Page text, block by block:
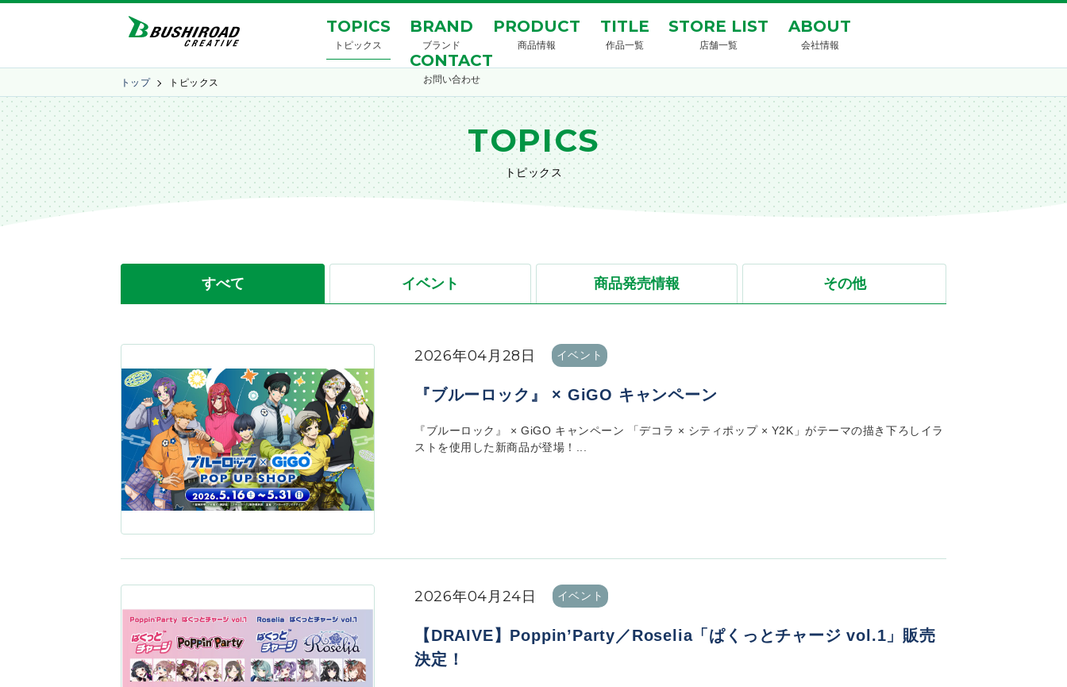
TOPICS
トピックス
BRAND
ブランド
PRODUCT
商品情報
TITLE
作品一覧
STORE LIST
店舗一覧
ABOUT
会社情報
CONTACT
お問い合わせ
トップ トピックス
TOPICS
トピックス
すべて イベント 商品発売情報 その他
2026年04月28日 イベント
『ブルーロック』 × GiGO キャンペーン
『ブルーロック』 × GiGO キャンペーン 「デコラ × シティポップ × Y2K」がテーマの描き下ろしイラ
ストを使用した新商品が登場！...
2026年04月24日 イベント
【DRAIVE】Poppin’Party／Roselia「ぱくっとチャージ vol.1」販売
決定！